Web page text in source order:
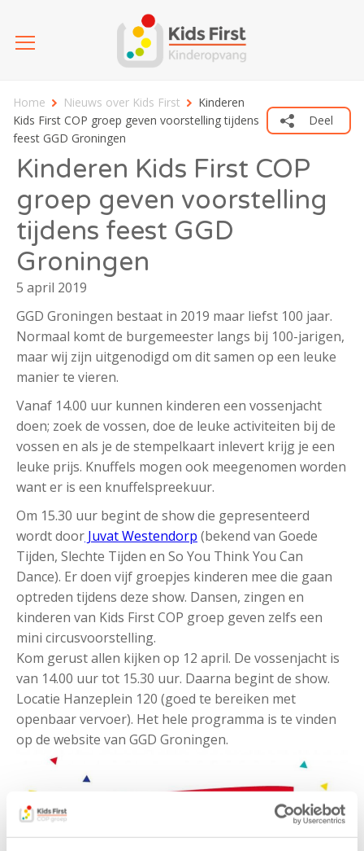
Home Nieuws over Kids First
Kinderen
Kids First COP groep geven voorstelling tijdens
feest GGD Groningen
Deel
Kinderen Kids First COP
groep geven voorstelling
tijdens feest GGD
Groningen
5 april 2019
GGD Groningen bestaat in 2019 maar liefst 100 jaar.
Normaal komt de burgemeester langs bij 100-jarigen,
maar wij zijn uitgenodigd om dit samen op een leuke
manier te vieren.
Vanaf 14.00 uur kunnen kinderen een vossenjacht
doen; zoek de vossen, doe de leuke activiteiten bij de
vossen en als je de stempelkaart inlevert krijg je een
leuke prijs. Knuffels mogen ook meegenomen worden
want er is een knuffelspreekuur.
Om 15.30 uur begint de show die gepresenteerd
wordt door Juvat Westendorp (bekend van Goede
Tijden, Slechte Tijden en So You Think You Can
Dance). Er doen vijf groepjes kinderen mee die gaan
optreden tijdens deze show. Dansen, zingen en
kinderen van Kids First COP groep geven zelfs een
mini circusvoorstelling.
Kom gerust allen kijken op 12 april. De vossenjacht is
van 14.00 uur tot 15.30 uur. Daarna begint de show.
Locatie Hanzeplein 120 (goed te bereiken met
openbaar vervoer). Het hele programma is te vinden
op de website van GGD Groningen.